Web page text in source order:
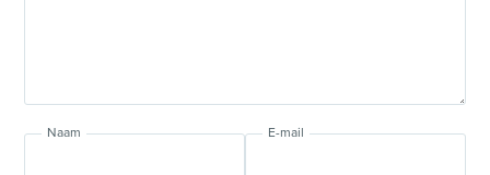
Naam E-mail